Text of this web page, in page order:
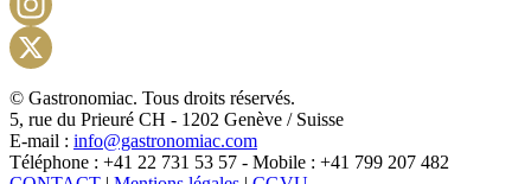
X
© Gastronomiac. Tous droits réservés.
5, rue du Prieuré CH - 1202 Genève / Suisse
E-mail : info@gastronomiac.com
Téléphone : +41 22 731 53 57 - Mobile : +41 799 207 482